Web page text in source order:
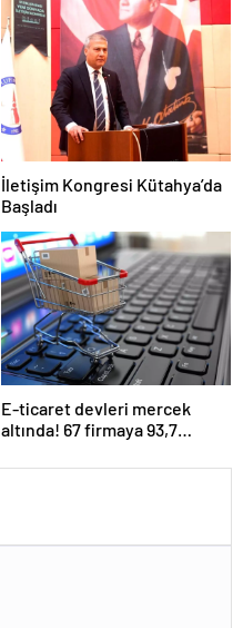
İletişim Kongresi Kütahya’da
Başladı
E-ticaret devleri mercek
altında! 67 firmaya 93,7